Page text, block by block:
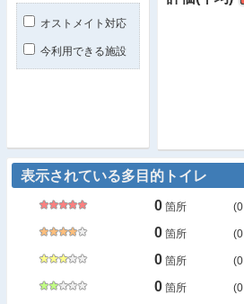
オストメイト対応
今利用できる施設
表示されている多目的トイレ
0 箇所 (0
0 箇所 (0
0 箇所 (0
0 箇所 (0